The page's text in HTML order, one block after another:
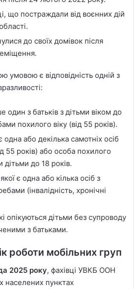
що постраждали від воєнних дій
до своїх домівок після
умовою є відповідність одній з
один з батьків з дітьми віком до
похилого віку (від 55 років).
одна або декілька самотніх осіб
55 років) або особа похилого
дітьми до 18 років.
є одна або кілька осіб з
(інвалідність, хронічні
опікуються дітьми без супроводу
з батьками.
роботи мобільних груп
2025 року, фахівці УВКБ ООН
населених пунктах